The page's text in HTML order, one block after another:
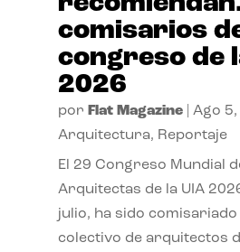
comisarios
congreso de
2026
por Flat Magazine| Ago
Arquitectura, Reportaje
El 29 Congreso Mundial
Arquitectas de la UIA
julio, ha sido
colectivo de arquitectos